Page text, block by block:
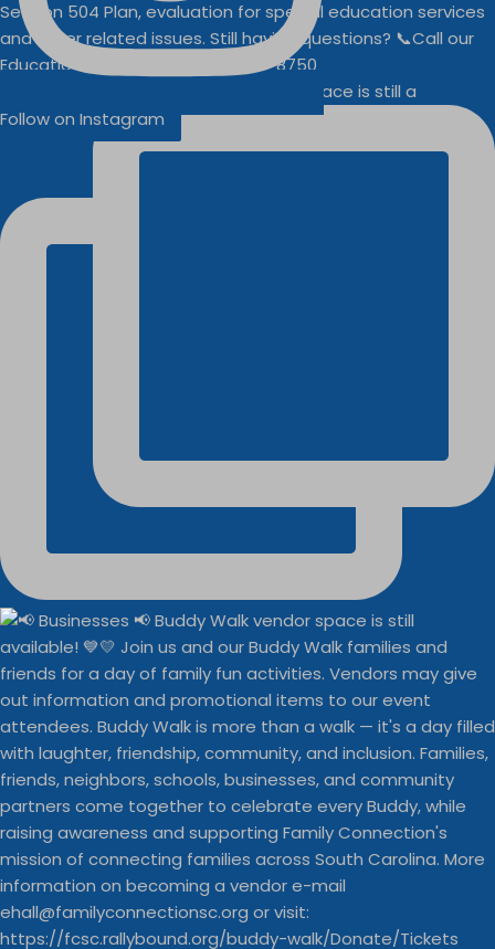
Buddy Walk vendor space is still a
Follow on Instagram